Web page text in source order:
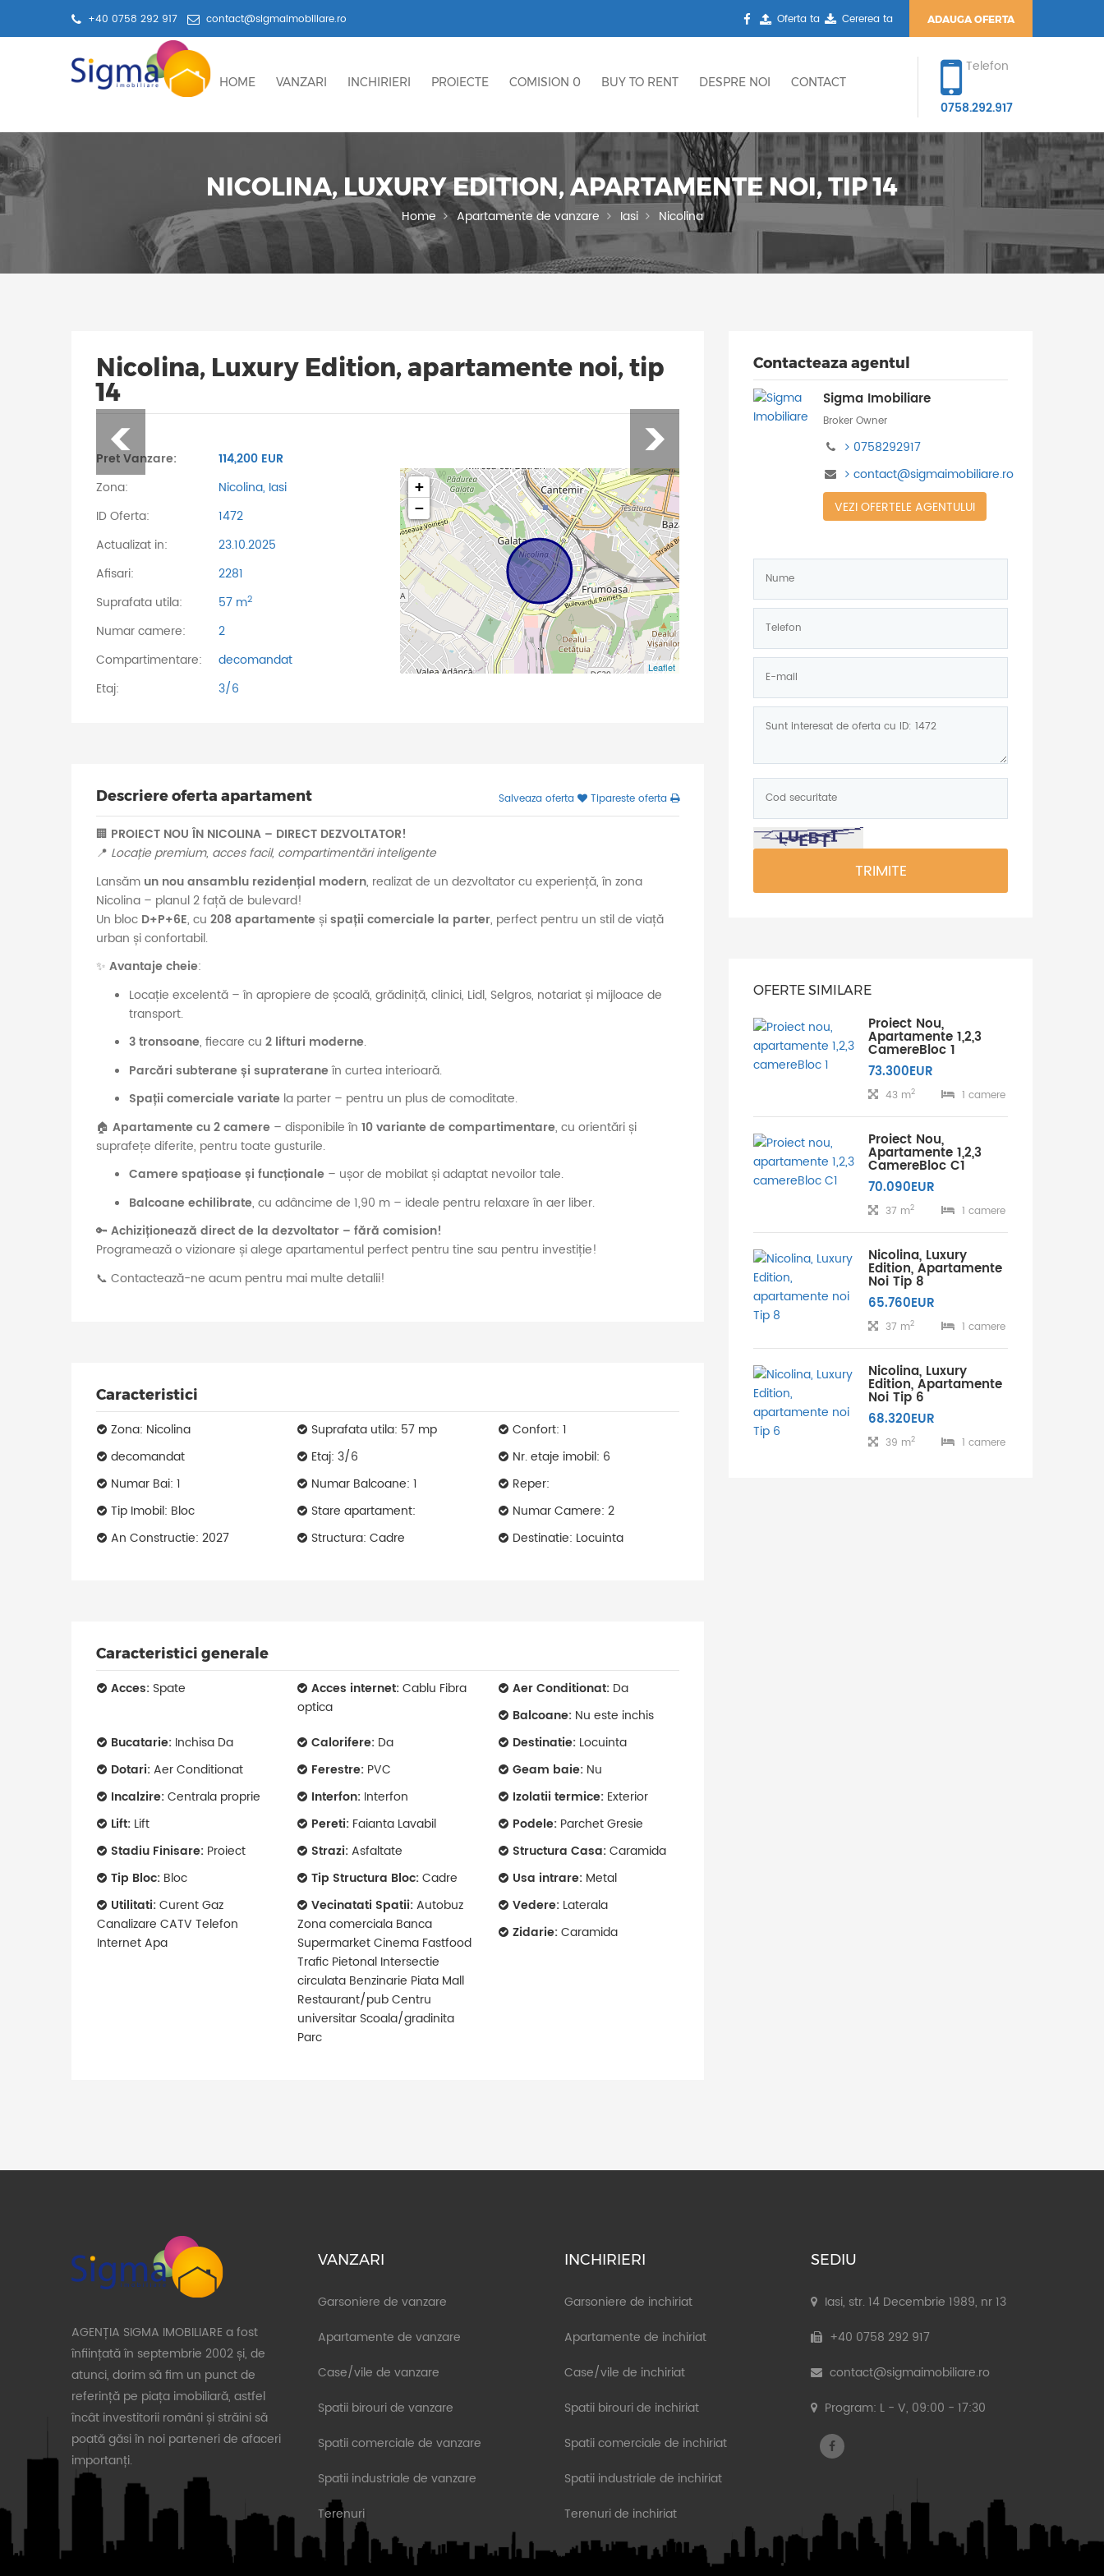
+40 0758 292 917 contact@sigmaimobiliare.ro ADAUGA OFERTA
Oferta ta Cererea ta
HOME VANZARI INCHIRIERI PROIECTE COMISION 0 BUY TO RENT DESPRE NOI CONTACT
Telefon
0758.292.917
NICOLINA, LUXURY EDITION, APARTAMENTE NOI, TIP 14
Home Apartamente de vanzare Iasi Nicolina
Nicolina, Luxury Edition, apartamente noi, tip
14
Pret Vanzare:
114,200 EUR
Zona:
Nicolina, Iasi
ID Oferta:
1472
Actualizat in:
23.10.2025
Afisari:
2281
Suprafata utila:
57 m2
Numar camere:
2
Compartimentare:
decomandat
Etaj:
3/6
+
−
Leaflet
Descriere oferta apartament Salveaza oferta Tipareste oferta
🏢 PROIECT NOU ÎN NICOLINA – DIRECT DEZVOLTATOR!
📍 Locație premium, acces facil, compartimentări inteligente
Lansăm un nou ansamblu rezidențial modern, realizat de un dezvoltator cu experiență, în zona
Nicolina – planul 2 față de bulevard!
Un bloc D+P+6E, cu 208 apartamenteșispații comerciale la parter, perfect pentru un stil de viață
urban și confortabil.
✨ Avantaje cheie:
Locație excelentă – în apropiere de școală, grădiniță, clinici, Lidl, Selgros, notariat și mijloace de
transport.
3 tronsoane, fiecare cu 2 lifturi moderne.
Parcări subterane și suprateraneîn curtea interioară.
Spații comerciale variate la parter – pentru un plus de comoditate.
🏠 Apartamente cu 2 camere – disponibile în 10 variante de compartimentare, cu orientări și
suprafețe diferite, pentru toate gusturile.
Camere spațioase și funcționale – ușor de mobilat și adaptat nevoilor tale.
Balcoane echilibrate, cu adâncime de 1,90 m – ideale pentru relaxare în aer liber.
🔑 Achiziționează direct de la dezvoltator – fără comision!
Programează o vizionare și alege apartamentul perfect pentru tine sau pentru investiție!
📞 Contactează-ne acum pentru mai multe detalii!
Caracteristici
Zona: Nicolina Suprafata utila: 57 mp
Confort: 1
decomandat
Etaj: 3/6
Nr. etaje imobil: 6
Numar Bai: 1
Numar Balcoane: 1
Reper:
Tip Imobil: Bloc
Stare apartament:
Numar Camere: 2
An Constructie: 2027
Structura: Cadre Destinatie: Locuinta
Caracteristici generale
Acces:Spate Acces internet:Cablu Fibra
optica
Aer Conditionat:Da
Balcoane:Nu este inchis
Bucatarie:Inchisa Da Calorifere: Da Destinatie:Locuinta
Dotari:Aer Conditionat Ferestre: PVC Geam baie:Nu
Incalzire:Centrala proprie Interfon: Interfon Izolatii termice:Exterior
Lift:Lift Pereti: Faianta Lavabil Podele:Parchet Gresie
Stadiu Finisare:Proiect Strazi:Asfaltate Structura Casa:Caramida
Tip Bloc:Bloc Tip Structura Bloc:Cadre Usa intrare:Metal
Utilitati:Curent Gaz
Canalizare CATV Telefon
Internet Apa
Vecinatati Spatii:Autobuz
Zona comerciala Banca
Supermarket Cinema Fastfood
Trafic Pietonal Intersectie
circulata Benzinarie Piata Mall
Restaurant/pub Centru
universitar Scoala/gradinita
Parc
Vedere:Laterala
Zidarie:Caramida
Contacteaza agentul
Sigma Imobiliare
Broker Owner
0758292917
contact@sigmaimobiliare.ro
VEZI OFERTELE AGENTULUI
mail:
securitate:
*
TRIMITE
OFERTE SIMILARE
Proiect Nou,
Apartamente 1,2,3
CamereBloc 1
73.300EUR
43 m2 1 camere
Proiect Nou,
Apartamente 1,2,3
CamereBloc C1
70.090EUR
37 m2 1 camere
Nicolina, Luxury
Edition, Apartamente
Noi Tip 8
65.760EUR
37 m2 1 camere
Nicolina, Luxury
Edition, Apartamente
Noi Tip 6
68.320EUR
39 m2 1 camere
AGENȚIA SIGMA IMOBILIARE a fost
înființată în septembrie 2002 și, de
atunci, dorim să fim un punct de
referință pe piața imobiliară, astfel
încât investitorii români și străini să
poată găsi în noi parteneri de afaceri
importanți.
VANZARI
Garsoniere de vanzare
Apartamente de vanzare
Case/vile de vanzare
Spatii birouri de vanzare
Spatii comerciale de vanzare
Spatii industriale de vanzare
Terenuri
INCHIRIERI
Garsoniere de inchiriat
Apartamente de inchiriat
Case/vile de inchiriat
Spatii birouri de inchiriat
Spatii comerciale de inchiriat
Spatii industriale de inchiriat
Terenuri de inchiriat
SEDIU
Iasi, str. 14 Decembrie 1989, nr 13
+40 0758 292 917
contact@sigmaimobiliare.ro
Program: L - V, 09:00 - 17:30